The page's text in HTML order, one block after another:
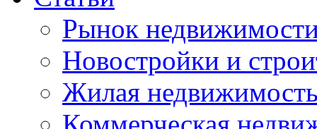
Рынок
Новостройки и
Жилая